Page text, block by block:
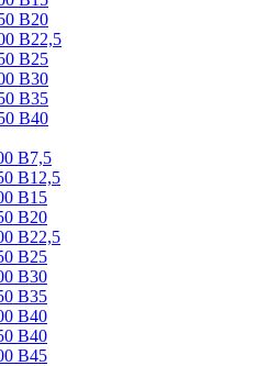
В20
В22,5
В25
В30
В35
В40
В7,5
В12,5
В15
В20
В22,5
В25
В30
В35
В40
В40
В45